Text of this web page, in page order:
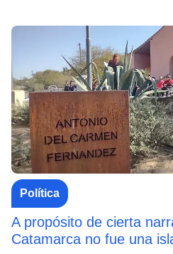
Política
A propósito de cierta
Catamarca no fue una